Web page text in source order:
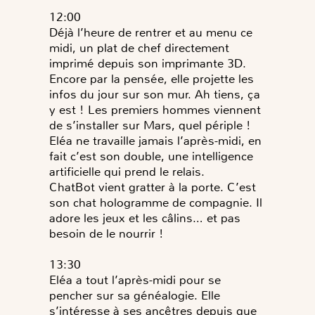
12:00
Déjà l’heure de rentrer et au menu ce
midi, un plat de chef directement
imprimé depuis son imprimante 3D.
Encore par la pensée, elle projette les
infos du jour sur son mur. Ah tiens, ça
y est ! Les premiers hommes viennent
de s’installer sur Mars, quel périple !
Eléa ne travaille jamais l’après-midi, en
fait c’est son double, une intelligence
artificielle qui prend le relais.
ChatBot vient gratter à la porte. C’est
son chat hologramme de compagnie. Il
adore les jeux et les câlins… et pas
besoin de le nourrir !
13:30
Eléa a tout l’après-midi pour se
pencher sur sa généalogie. Elle
s’intéresse à ses ancêtres depuis que